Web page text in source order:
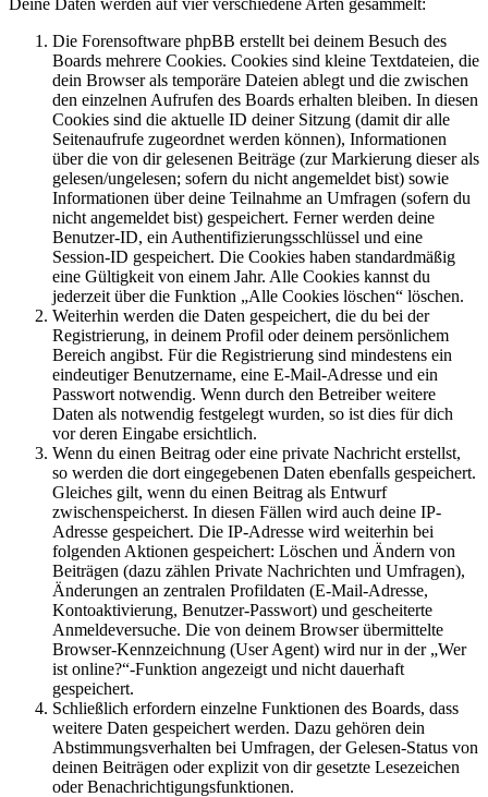
Die Forensoftware phpBB erstellt bei deinem Besuch des
Boards mehrere Cookies. Cookies sind kleine Textdateien, die
dein Browser als temporäre Dateien ablegt und die zwischen
den einzelnen Aufrufen des Boards erhalten bleiben. In diesen
Cookies sind die aktuelle ID deiner Sitzung (damit dir alle
Seitenaufrufe zugeordnet werden können), Informationen
über die von dir gelesenen Beiträge (zur Markierung dieser als
gelesen/ungelesen; sofern du nicht angemeldet bist) sowie
Informationen über deine Teilnahme an Umfragen (sofern du
nicht angemeldet bist) gespeichert. Ferner werden deine
Benutzer-ID, ein Authentifizierungsschlüssel und eine
Session-ID gespeichert. Die Cookies haben standardmäßig
eine Gültigkeit von einem Jahr. Alle Cookies kannst du
jederzeit über die Funktion „Alle Cookies löschen“ löschen.
Weiterhin werden die Daten gespeichert, die du bei der
Registrierung, in deinem Profil oder deinem persönlichem
Bereich angibst. Für die Registrierung sind mindestens ein
eindeutiger Benutzername, eine E-Mail-Adresse und ein
Passwort notwendig. Wenn durch den Betreiber weitere
Daten als notwendig festgelegt wurden, so ist dies für dich
vor deren Eingabe ersichtlich.
Wenn du einen Beitrag oder eine private Nachricht erstellst,
so werden die dort eingegebenen Daten ebenfalls gespeichert.
Gleiches gilt, wenn du einen Beitrag als Entwurf
zwischenspeicherst. In diesen Fällen wird auch deine IP-
Adresse gespeichert. Die IP-Adresse wird weiterhin bei
folgenden Aktionen gespeichert: Löschen und Ändern von
Beiträgen (dazu zählen Private Nachrichten und Umfragen),
Änderungen an zentralen Profildaten (E-Mail-Adresse,
Kontoaktivierung, Benutzer-Passwort) und gescheiterte
Anmeldeversuche. Die von deinem Browser übermittelte
Browser-Kennzeichnung (User Agent) wird nur in der „Wer
ist online?“-Funktion angezeigt und nicht dauerhaft
gespeichert.
Schließlich erfordern einzelne Funktionen des Boards, dass
weitere Daten gespeichert werden. Dazu gehören dein
Abstimmungsverhalten bei Umfragen, der Gelesen-Status von
deinen Beiträgen oder explizit von dir gesetzte Lesezeichen
oder Benachrichtigungsfunktionen.